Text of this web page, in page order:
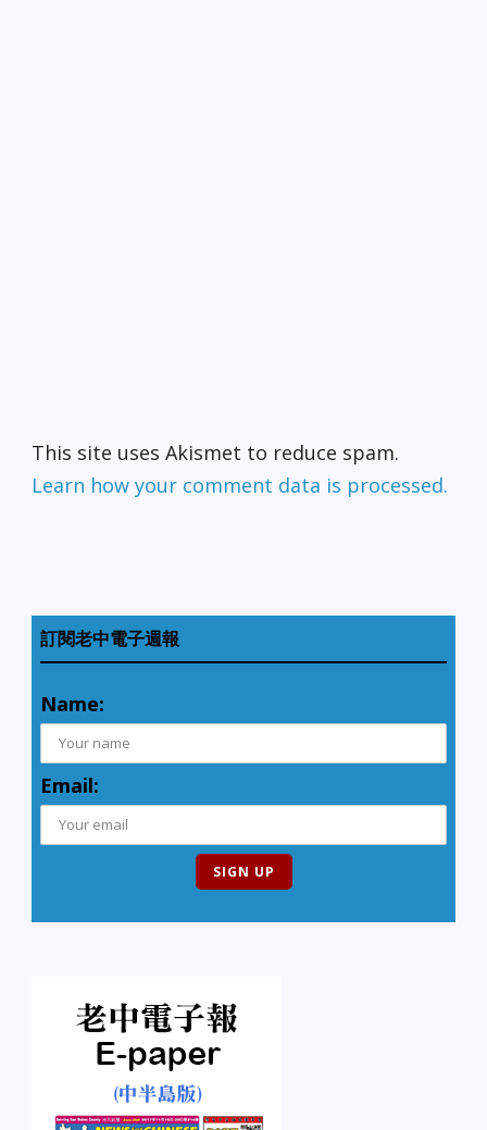
This site uses Akismet to reduce spam.
Learn how your comment data is processed.
訂閱老中電子週報
Name:
Email: